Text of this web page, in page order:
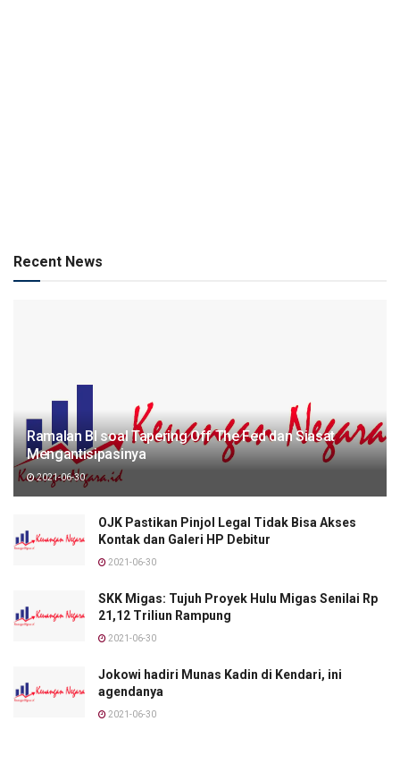
Recent News
Ramalan BI soal Tapering Off The Fed dan Siasat
Mengantisipasinya
2021-06-30
OJK Pastikan Pinjol Legal Tidak Bisa Akses
Kontak dan Galeri HP Debitur
2021-06-30
SKK Migas: Tujuh Proyek Hulu Migas Senilai Rp
21,12 Triliun Rampung
2021-06-30
Jokowi hadiri Munas Kadin di Kendari, ini
agendanya
2021-06-30